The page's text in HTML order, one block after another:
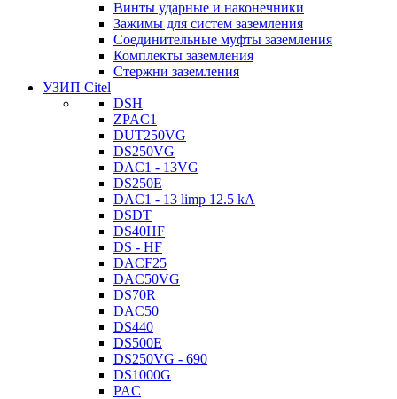
Винты ударные и наконечники
Зажимы для систем заземления
Соединительные муфты заземления
Комплекты заземления
Стержни заземления
УЗИП Citel
DSH
ZPAC1
DUT250VG
DS250VG
DAC1 - 13VG
DS250E
DAC1 - 13 limp 12.5 kA
DSDT
DS40HF
DS - HF
DACF25
DAC50VG
DS70R
DAC50
DS440
DS500E
DS250VG - 690
DS1000G
PAC